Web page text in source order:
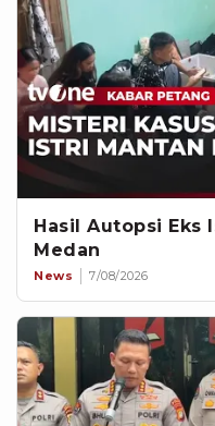
Hasil Autopsi Eks
Medan
News 7/08/2026